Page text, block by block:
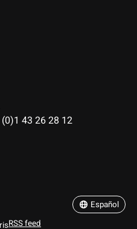
43 26 28 12
RSS feed
Español